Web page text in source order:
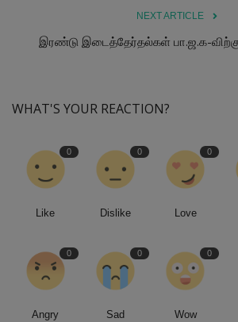
NEXT ARTICLE
இரண்டு இடைத்தேர்தல்கள் பா.ஜ.க-
WHAT'S YOUR REACTION?
0
Like
0
Dislike
0
Love
0
Angry
0
Sad
0
Wow